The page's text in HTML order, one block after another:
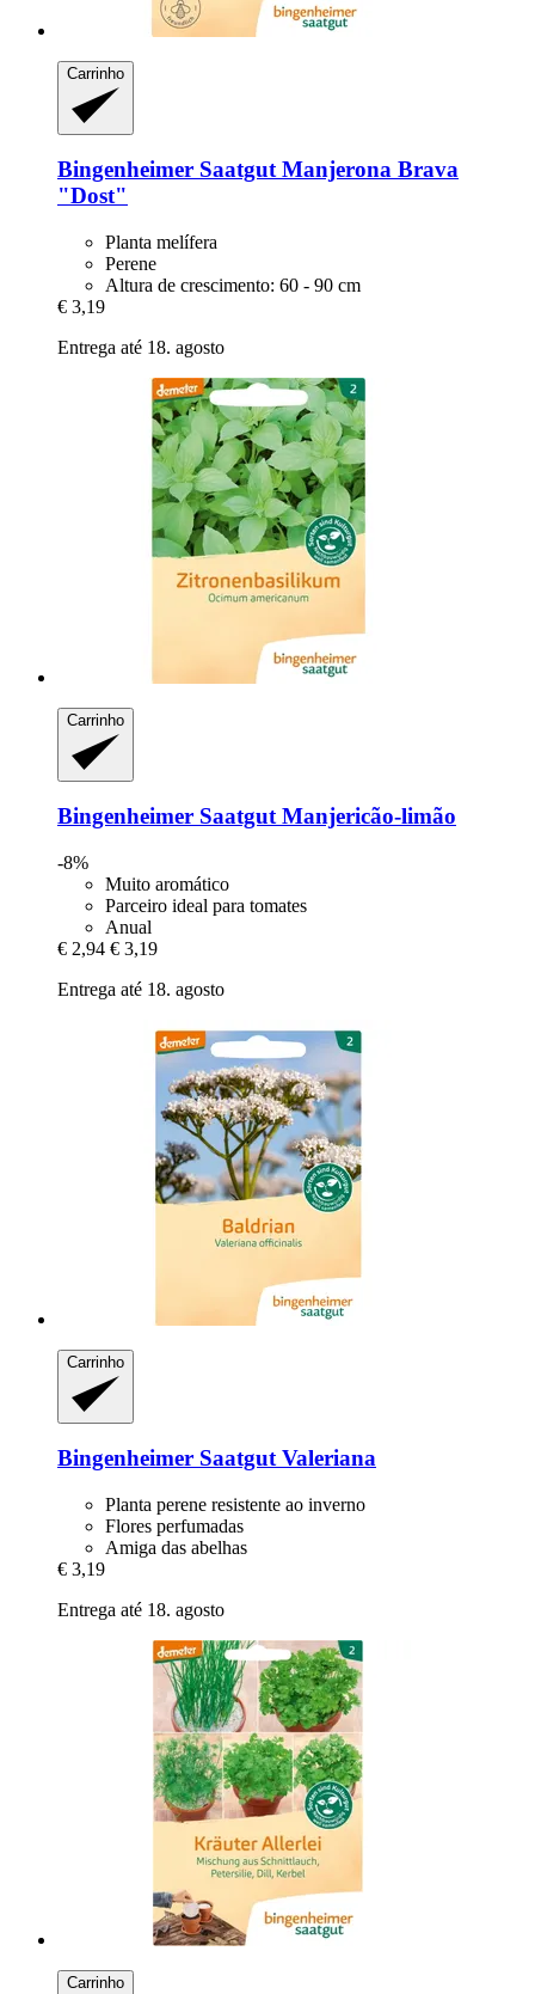
Carrinho
Bingenheimer SaatgutManjerona Brava
"Dost"
Planta melífera
Perene
Altura de crescimento: 60 - 90 cm
€ 3,19
Entrega até 18. agosto
Carrinho
Bingenheimer SaatgutManjericão-​limão
-8%
Muito aromático
Parceiro ideal para tomates
Anual
€ 2,94 € 3,19
Entrega até 18. agosto
Carrinho
Bingenheimer SaatgutValeriana
Planta perene resistente ao inverno
Flores perfumadas
Amiga das abelhas
€ 3,19
Entrega até 18. agosto
Carrinho